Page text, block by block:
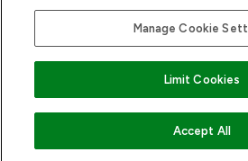
ZUM WARENKORB
2026 THG Beauty Europe GmbH
Pay Securely With
Manage Cookie
Limit Cookies
Accept All